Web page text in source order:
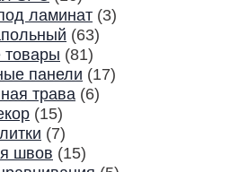
ламинат (3)
(63)
товары (81)
панели (17)
трава (6)
(15)
(7)
швов (15)